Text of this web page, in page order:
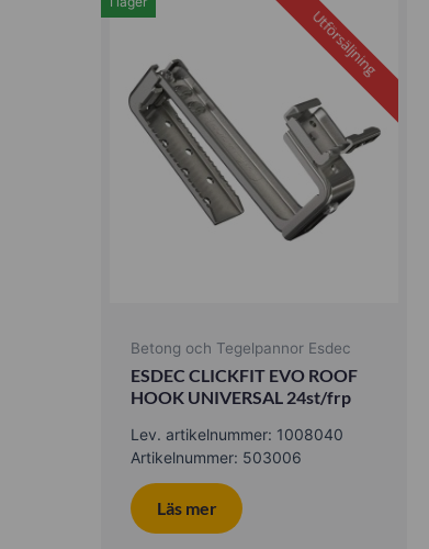
Utförsäljning
Betong och Tegelpannor Esdec
ESDEC CLICKFIT EVO ROOF
HOOK UNIVERSAL 24st/frp
Lev. artikelnummer: 1008040
Artikelnummer: 503006
Läs mer